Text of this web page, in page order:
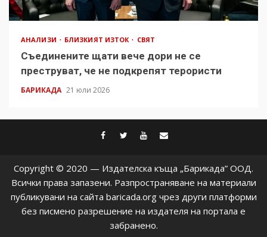
АНАЛИЗИ БЛИЗКИЯТ ИЗТОК СВЯТ
Съединените щати вече дори не се
преструват, че не подкрепят терористи
БАРИКАДА 21 юли 2026
facebook
twitter
youtube
Copyright © 2020 — Издателска къща „Барикада” ООД.
Всички права запазени. Разпространяване на материали
публикувани на сайта baricada.org чрез други платформи
без писмено разрешение на издателя на портала е
забранено.